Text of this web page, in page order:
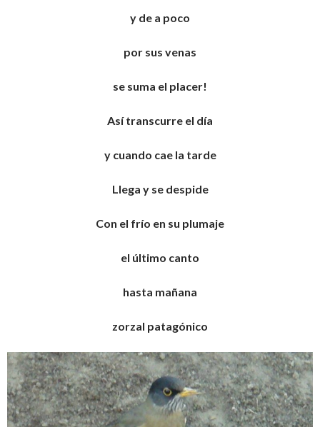
y de a poco
por sus venas
se suma el placer!
Así transcurre el día
y cuando cae la tarde
Llega y se despide
Con el frío en su plumaje
el último canto
hasta mañana
zorzal patagónico